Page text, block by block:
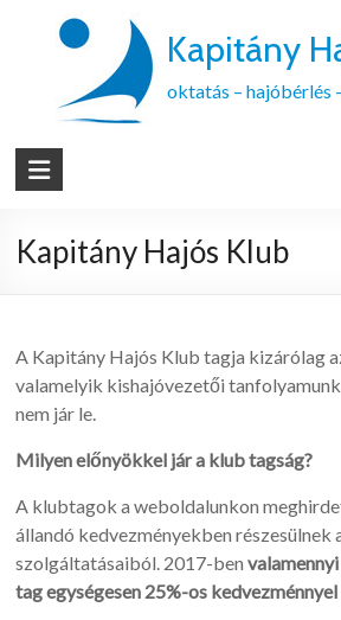
Kapitány
oktatás – hajóbérlés
Kapitány Hajós Klub
A Kapitány Hajós Klub tagja kizárólag
valamelyik kishajóvezetői
nem jár le.
Milyen előnyökkel jár a klub tagság?
A klubtagok a weboldalunkon
állandó kedvezményekben részesülnek
szolgáltatásaiból. 2017-ben
tag egységesen 25%-os